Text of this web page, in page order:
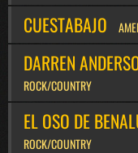
CUESTABAJO
DARREN
ROCK/COUNTRY
EL OSO DE
ROCK/COUNTRY